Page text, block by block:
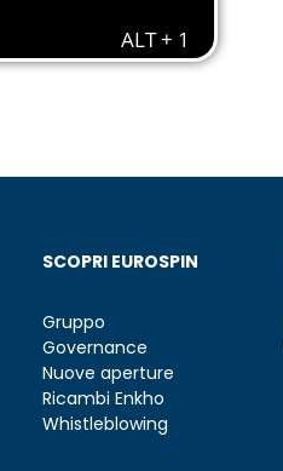
SCOPRI EUROSPIN
Gruppo
Governance
Nuove aperture
Ricambi Enkho
Whistleblowing